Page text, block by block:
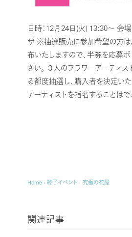
日時：12月24日(火) 13:30～ 会場
ザ ※抽選販売に参加希望の方は
布いたしますので、半券を応募
さい。 ３人のフラワーアーティス
る都度抽選し、購入者を決定いた
アーティストを指名することはで
Home › 終了イベント › 究極の花屋
関連記事